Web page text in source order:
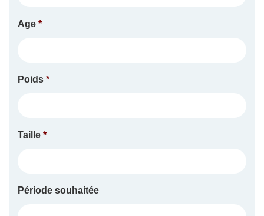
Age *
Poids *
Taille *
Période souhaitée